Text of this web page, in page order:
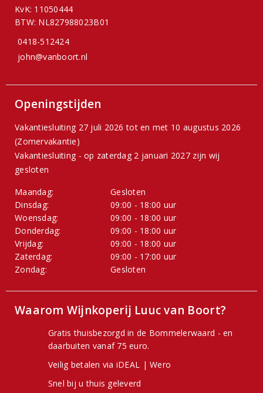
KvK: 11050444
BTW: NL827988023B01
0418-512424
john@vanboort.nl
Openingstijden
Vakantiesluiting 27 juli 2026 tot en met 10 augustus 2026
(Zomervakantie)
Vakantiesluiting - op zaterdag 2 januari 2027 zijn wij
gesloten
Maandag:
Gesloten
Dinsdag:
09:00 - 18:00 uur
Woensdag:
09:00 - 18:00 uur
Donderdag:
09:00 - 18:00 uur
Vrijdag:
09:00 - 18:00 uur
Zaterdag:
09:00 - 17:00 uur
Zondag:
Gesloten
Waarom Wijnkoperij Luuc van Boort?
Gratis thuisbezorgd in de Bommelerwaard - en
daarbuiten vanaf 75 euro.
Veilig betalen via iDEAL | Wero
Snel bij u thuis geleverd